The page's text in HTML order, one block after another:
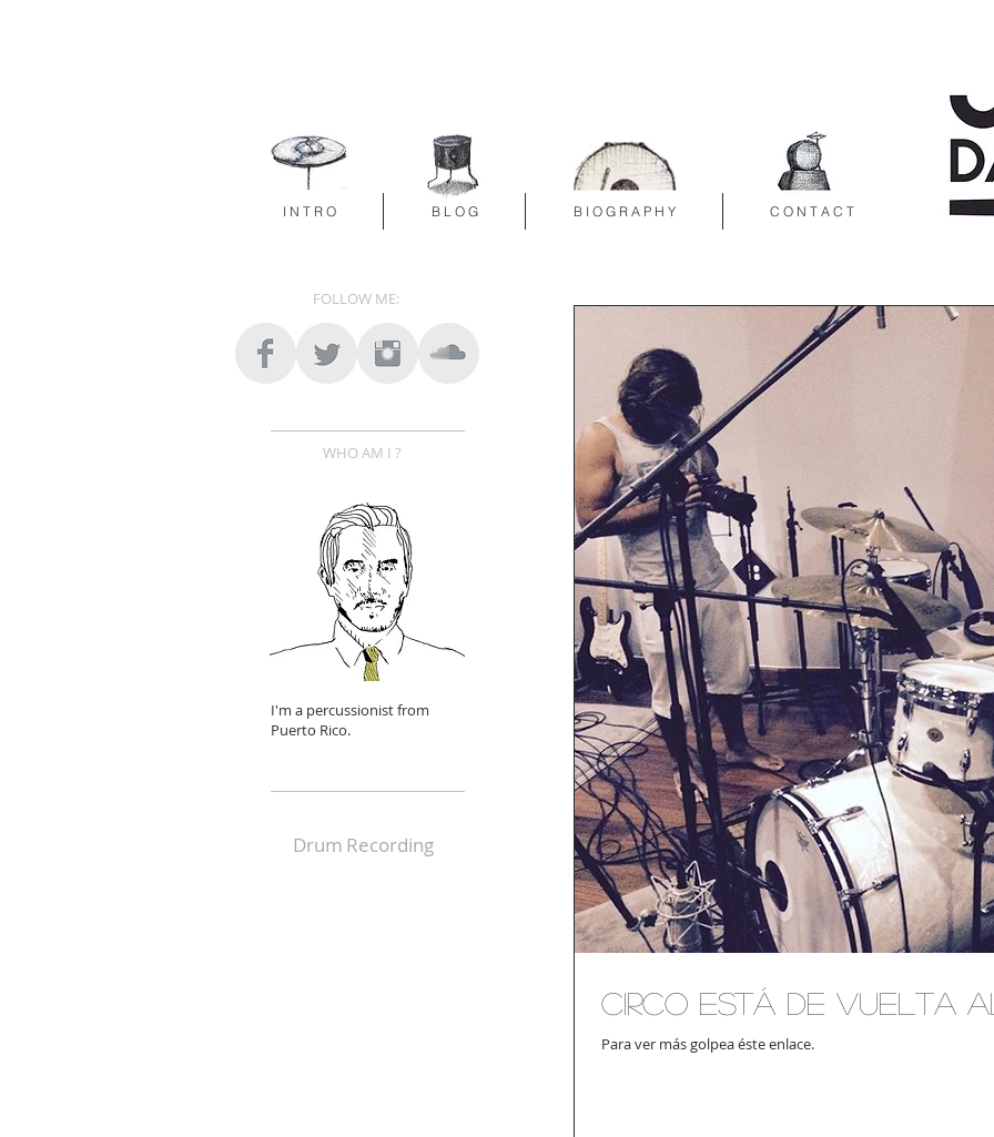
I N T R O B L O G B I O G R A P H Y C O N T A C T
WHO AM I ?
I'm a percussionist from
Puerto Rico.
Circo está de vuelta
Para ver más golpea éste enlace.
FOLLOW ME:
Drum Recording